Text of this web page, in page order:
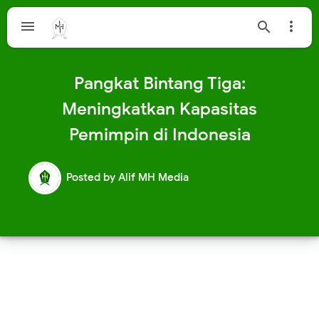
  
Pangkat Bintang Tiga:
Meningkatkan Kapasitas
Pemimpin di Indonesia
Posted by Alif MH Media